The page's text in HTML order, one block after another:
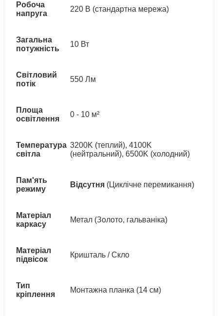
Робоча
напруга
220 В (стандартна мережа)
Загальна
потужність
10 Вт
Світловий
потік
550 Лм
Площа
освітлення
0 - 10 м²
Температура
світла
3200K (теплий), 4100K
(нейтральний), 6500K (холодний)
Пам'ять
режиму
Відсутня (Циклічне перемикання)
Матеріал
каркасу
Метал (Золото, гальваніка)
Матеріал
підвісок
Кришталь / Скло
Тип
кріплення
Монтажна планка (14 см)